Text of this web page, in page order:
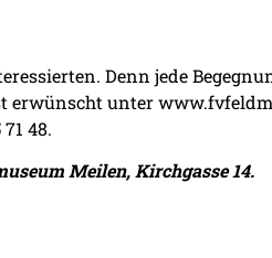
Denn jede
erwünscht unter
48.
Meilen, Kirchgasse 14.